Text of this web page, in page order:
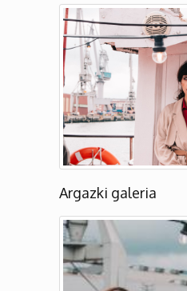
Argazki galeria